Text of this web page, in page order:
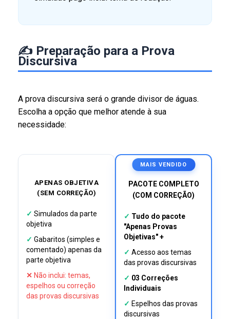
✍️ Preparação para a Prova
Discursiva
A prova discursiva será o grande divisor de águas.
Escolha a opção que melhor atende à sua
necessidade:
APENAS OBJETIVA
(SEM CORREÇÃO)
✓ Simulados da parte
objetiva
✓ Gabaritos (simples e
comentado) apenas da
parte objetiva
✕ Não inclui: temas,
espelhos ou correção
das provas discursivas
MAIS VENDIDO
PACOTE COMPLETO
(COM CORREÇÃO)
✓ Tudo do pacote
"Apenas Provas
Objetivas" +
✓ Acesso aos temas
das provas discursivas
✓ 03 Correções
Individuais
✓ Espelhos das provas
discursivas